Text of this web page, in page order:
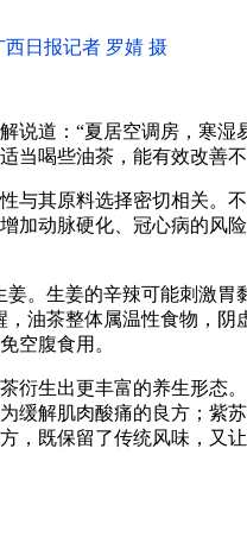
日报记者 罗婧 摄
说道：“夏居空调房，寒
当喝些油茶，能有效改善
与其原料选择密切相关。
加动脉硬化、冠心病的风
姜。生姜的辛辣可能刺激
油茶整体属温性食物，
空腹食用。
衍生出更丰富的养生形态
缓解肌肉酸痛的良方；紫
，既保留了传统风味，又